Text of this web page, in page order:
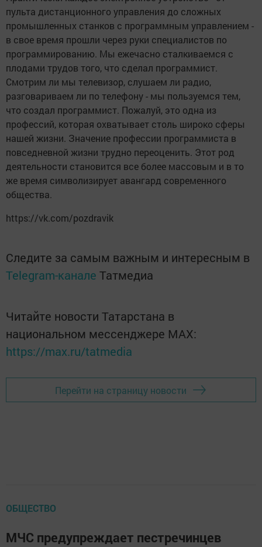
пульта дистанционного управления до сложных
промышленных станков с программным управлением -
в свое время прошли через руки специалистов по
программированию. Мы ежечасно сталкиваемся с
плодами трудов того, что сделал программист.
Смотрим ли мы телевизор, слушаем ли радио,
разговариваем ли по телефону - мы пользуемся тем,
что создал программист. Пожалуй, это одна из
профессий, которая охватывает столь широко сферы
нашей жизни. Значение профессии программиста в
повседневной жизни трудно переоценить. Этот род
деятельности становится все более массовым и в то
же время символизирует авангард современного
общества.
https://vk.com/pozdravik
Следите за самым важным и интересным в
Telegram-канале Татмедиа
Читайте новости Татарстана в
национальном мессенджере MАХ:
https://max.ru/tatmedia
Перейти на страницу новости
ОБЩЕСТВО
МЧС предупреждает пестречинцев